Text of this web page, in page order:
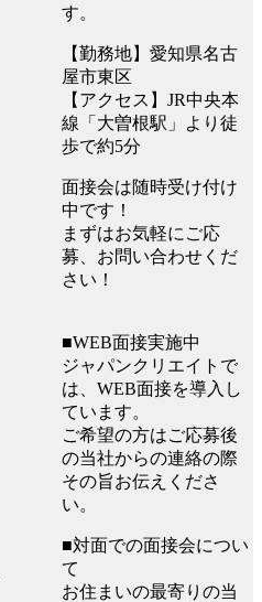
す。
【勤務地】愛知県名古
屋市東区
【アクセス】JR中央本
線「大曽根駅」より徒
歩で約5分
面接会は随時受け付け
中です！
まずはお気軽にご応
募、お問い合わせくだ
さい！
■WEB面接実施中
ジャパンクリエイトで
は、WEB面接を導入し
ています。
ご希望の方はご応募後
の当社からの連絡の際
その旨お伝えくださ
い。
■対面での面接会につい
て
お住まいの最寄りの当